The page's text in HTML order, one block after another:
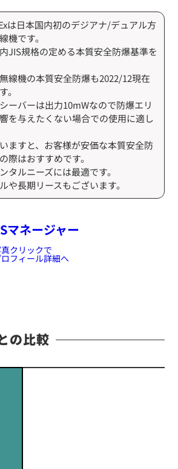
マネージャー
クリックで
フィール詳細へ
は日本国内初のデジアナ/デュアル方
機です。
JIS規格の定める本質安全防爆基準を
線機の本質安全防爆も2022/12現在
。
ーバーは出力10mWなので防爆エリ
を与えたくない場合での使用に適し
ますと、お客様が安価な本質安全防
際はおすすめです。
タルニーズには最適です。
や長期リースもございます。
の比較